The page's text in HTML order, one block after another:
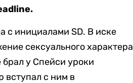
с инициалами SD. В иске
сексуального характера
брал у Спейси уроки
вступал с ним в